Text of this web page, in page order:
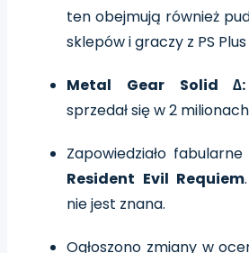
ten obejmują również
sklepów i graczy z PS Plus
Metal Gear Solid
sprzedał się w 2
Zapowiedziało
Resident Evil Requiem
nie jest znana.
Ogłoszono zmiany w